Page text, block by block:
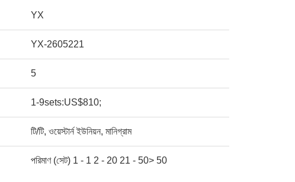
YX
YX-2605221
5
1-9sets:US$810;
টি/টি, ওয়েস্টার্ন ইউনিয়ন, মানিগ্রাম
পরিমাণ (সেট) 1 - 1 2 - 20 21 - 50> 50